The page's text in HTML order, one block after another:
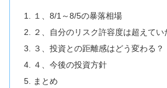
１、8/1～8/5の暴落相場
２、自分のリスク許容度は超えてい
３、投資との距離感はどう変わる？
４、今後の投資方針
まとめ